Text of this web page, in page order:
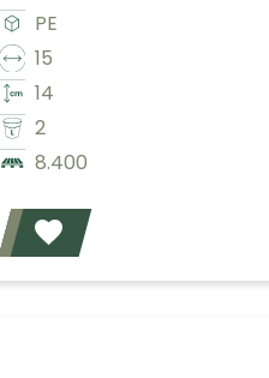
PE
15
14
2
8.400